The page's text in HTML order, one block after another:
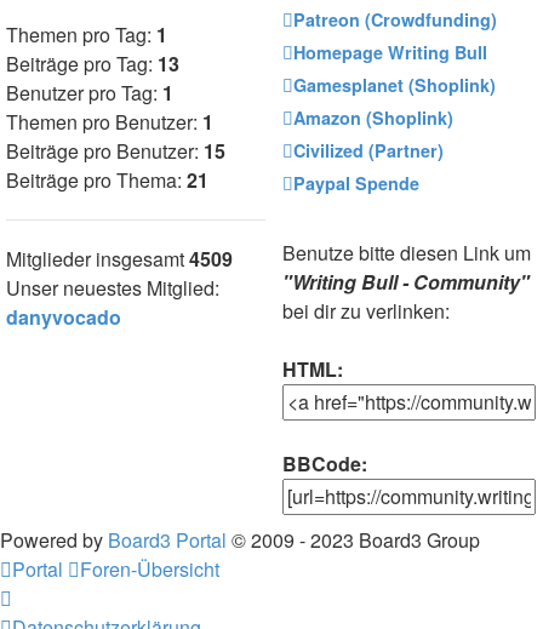
Themen pro Tag: 1
Beiträge pro Tag: 13
Benutzer pro Tag: 1
Themen pro Benutzer: 1
Beiträge pro Benutzer: 15
Beiträge pro Thema: 21
Mitglieder insgesamt4509
Unser neuestes Mitglied:
danyvocado
Patreon (Crowdfunding)
Homepage Writing Bull
Gamesplanet (Shoplink)
Amazon (Shoplink)
Civilized (Partner)
Paypal Spende
Benutze bitte diesen Link um
"Writing Bull - Community"
bei dir zu verlinken:
HTML:
BBCode:
Powered by Board3 Portal © 2009 - 2023 Board3 Group
Portal
Foren-Übersicht